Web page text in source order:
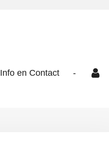
Info en Contact -